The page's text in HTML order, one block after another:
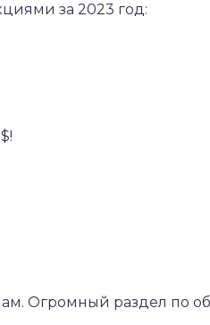
за 2023 год:
Огромный раздел по